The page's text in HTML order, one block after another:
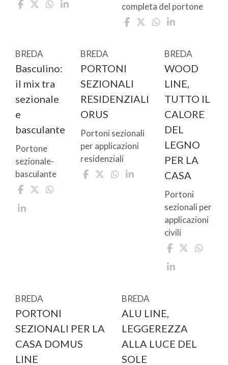
completa del portone
BREDA
Basculino:
il mix tra
sezionale
e
basculante
Portone
sezionale-
basculante
BREDA
PORTONI
SEZIONALI
RESIDENZIALI
ORUS
Portoni sezionali
per applicazioni
residenziali
BREDA
WOOD
LINE,
TUTTO IL
CALORE
DEL
LEGNO
PER LA
CASA
Portoni
sezionali per
applicazioni
civili
BREDA
PORTONI
SEZIONALI PER LA
CASA DOMUS
LINE
BREDA
ALU LINE,
LEGGEREZZA
ALLA LUCE DEL
SOLE